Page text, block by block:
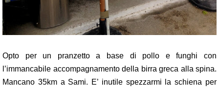
Opto per un pranzetto a base di pollo e funghi con
l’immancabile accompagnamento della birra greca alla spina.
Mancano 35km a Sami. E’ inutile spezzarmi la schiena per